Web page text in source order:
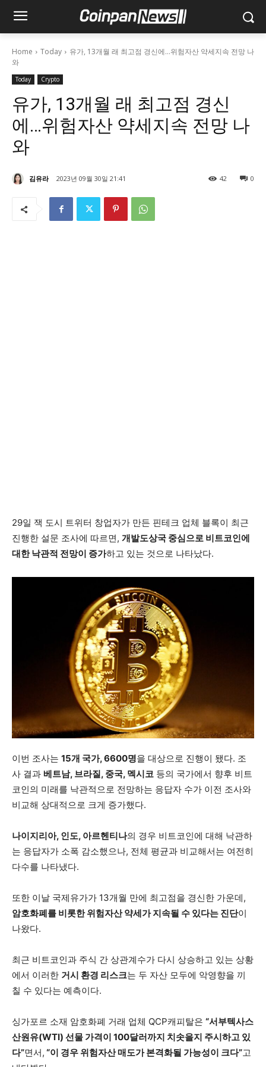
Home Today
유가, 13개월 래 최고점 경신에…위험자산 약세지속 전망 나
와
Today Crypto
유가, 13개월 래 최고점 경신
에…위험자산 약세지속 전망 나
와
김유라 2023년 09월 30일 21:41 0
42
29일 잭 도시 트위터 창업자가 만든 핀테크 업체 블록이 최근
진행한 설문 조사에 따르면, 개발도상국 중심으로 비트코인에
대한 낙관적 전망이 증가하고 있는 것으로 나타났다.
이번 조사는 15개 국가, 6600명을 대상으로 진행이 됐다. 조
사 결과 베트남, 브라질, 중국, 멕시코 등의 국가에서 향후 비트
코인의 미래를 낙관적으로 전망하는 응답자 수가 이전 조사와
비교해 상대적으로 크게 증가했다.
나이지리아, 인도, 아르헨티나의 경우 비트코인에 대해 낙관하
는 응답자가 소폭 감소했으나, 전체 평균과 비교해서는 여전히
다수를 나타냈다.
또한 이날 국제유가가 13개월 만에 최고점을 경신한 가운데,
암호화폐를 비롯한 위험자산 약세가 지속될 수 있다는 진단이
나왔다.
최근 비트코인과 주식 간 상관계수가 다시 상승하고 있는 상황
에서 이러한 거시 환경 리스크는 두 자산 모두에 악영향을 끼
칠 수 있다는 예측이다.
싱가포르 소재 암호화폐 거래 업체 QCP캐피탈은 “서부텍사스
산원유(WTI) 선물 가격이 100달러까지 치솟을지 주시하고 있
다”면서, “이 경우 위험자산 매도가 본격화될 가능성이 크다”고